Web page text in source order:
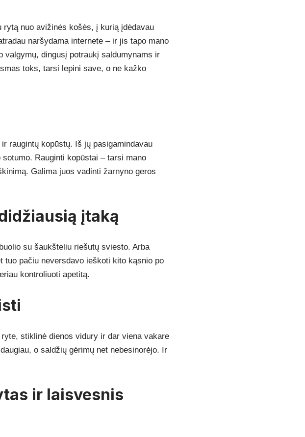
nuo avižinės košės, į kurią įdėdavau
naršydama internete – ir jis tapo mano
valgymų, dingusį potraukį saldumynams ir
toks, tarsi lepini save, o ne kažko
raugintų kopūstų. Iš jų pasigamindavau
Rauginti kopūstai – tarsi mano
Galima juos vadinti žarnyno geros
įtaką
su šaukšteliu riešutų sviesto. Arba
tuo pačiu neversdavo ieškoti kito kąsnio po
kontroliuoti apetitą.
stiklinė dienos vidury ir dar viena vakare
o saldžių gėrimų net nebesinorėjo. Ir
ir laisvesnis